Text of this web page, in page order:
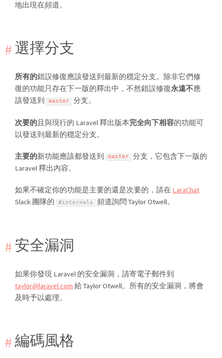
地出現在頻道。
選擇分支
所有的錯誤修復應該發送到最新的穩定分支。除非它們修
復的功能只存在下一版的釋出中，不然錯誤修復永遠不應
該發送到
master 分支。
次要的且與現行的 Laravel 釋出版本完全向下相容的功能可
以發送到最新的穩定分支。
主要的新功能應該都發送到 master
分支，它包含下一版的
Laravel 釋出內容。
如果不確定你的功能是主要的還是次要的，請在 LaraChat
Slack 團隊的
#internals 頻道詢問 Taylor Otwell。
安全漏洞
如果你發現 Laravel 的安全漏洞，請寄電子郵件到
taylor@laravel.com 給 Taylor Otwell。所有的安全漏洞，將會
及時予以處理。
編碼風格